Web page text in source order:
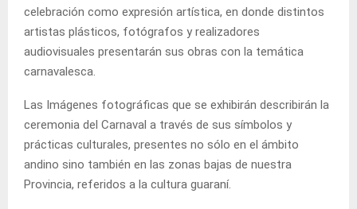
celebración como expresión artística, en donde distintos
artistas plásticos, fotógrafos y realizadores
audiovisuales presentarán sus obras con la temática
carnavalesca.
Las Imágenes fotográficas que se exhibirán describirán la
ceremonia del Carnaval a través de sus símbolos y
prácticas culturales, presentes no sólo en el ámbito
andino sino también en las zonas bajas de nuestra
Provincia, referidos a la cultura guaraní.